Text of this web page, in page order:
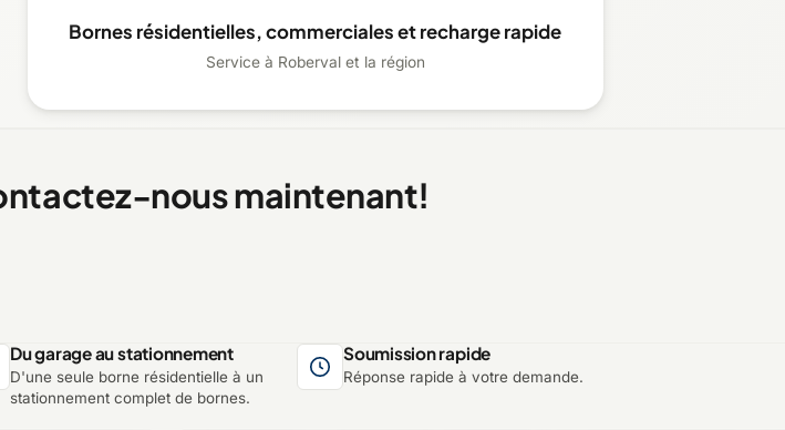
Bornes résidentielles, commerciales et recharge rapide
Service à Roberval et la région
nous maintenant!
Du garage au stationnement
D'une seule borne résidentielle à un
stationnement complet de bornes.
Soumission rapide
Réponse rapide à votre demande.